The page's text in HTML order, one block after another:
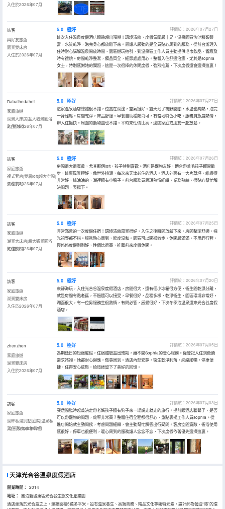
入住於2026年07月
訪客
與好友旅遊
園景雙床房
入住於2026年07月
5.0 極好
評價於：2026年07月27日
這次入住温泉度假酒店體驗超出預期！環境清幽，度假氛圍感十足。温泉園區泡池種類豐
富，水質乾淨，泡完身心都放鬆下來。最讓人感動的是全員貼心周到的服務，從前台辦理入
住時耐心講解温泉開放時間、園區遊玩指引，到温泉區工作人員主動提供毛巾飲品，響應及
時有禮貌。房間乾淨整潔，備品齊全，細節處處用心。整體入住舒適治癒，尤其是sophia
女士，特別感謝她的關照，這是一次很棒的休閑度假，強烈推薦，下次度假還會選擇這裏！
Dabaihedahei
家庭旅遊
湖景大床房|超大觀景圓浴
缸|雙淋浴
入住於2026年07月
5.0 極好
評價於：2026年07月27日
這家温泉酒店總體很不錯，位置在湖邊，空氣挺好。露天池子視野開闊，水温也夠熱，泡完
一身輕鬆。房間乾淨，床品舒服。早餐自助種類尚可，有當地特色小吃。服務員態度熱情，
辦入住挺快。周圍的動物園也不錯。平時來性價比高，適閤家庭或朋友一起放鬆。
訪客
家庭旅遊
複式套房|雙層loft|超大空間|
森林氧吧
入住於2026年07月
5.0 極好
評價於：2026年07月26日
房間很大很寬敞，尤其那個loft，孩子特別喜歡。酒店是寵物友好，適合帶着毛孩子遛彎散
步，這裏風景極好，像世外桃源，每次來天津必住的酒店。酒店外面有一大片草坪，維護得
非常好，綠油油的，湖裡還有小鴨子。前台服務員思琪熱情細緻，業務熟練，很貼心幫忙解
決問題，表揚下。
訪客
家庭旅遊
湖景大床房|超大觀景圓浴
缸|雙淋浴
入住於2026年07月
5.0 極好
評價於：2026年07月25日
非常滿意的一次度假住宿！環境清幽風景很好，入住之後瞬間放鬆下來。房間整潔舒適，採
光視野都不錯。服務貼心周到，態度温和。園區可以閑逛散步，休閑感滿滿，不用趕行程，
慢悠悠度假剛剛好，性價比很高，推薦前來度假休閑。
訪客
家庭旅遊
湖景雙床房
入住於2026年07月
5.0 極好
評價於：2026年07月20日
來靜海玩，入住光合谷温泉度假酒店，房間很大，還有個小冰箱很方便，衞生間乾濕分離，
就是房間有點老舊，不過還可以接受，早餐很好，品種多樣，乾淨衞生，園區環境非常好，
湖面很大，有一位男服務生很熱情，有問必答，感覺很好，下次冬季泡温泉還來光合谷度假
酒店，
zhenzhen
家庭旅遊
湖景雙床房
入住於2026年07月
5.0 極好
評價於：2026年07月05日
為期幾日的短途度假，住宿體驗超出預期，離不開Sophia的暖心服務。從登記入住到後續
需求諮詢，她都耐心迴應，做事周到。酒店內部安靜，衞生乾淨利落，網絡順暢，停車便
捷，住得安心放鬆，給旅途留下了美好的回憶。
訪客
家庭旅遊
湖畔私湯別墅|庭院|温泉私
湯|汗蒸房|森林氧吧
入住於2026年07月
5.0 極好
評價於：2026年07月03日
突然間臨時起義決定帶老媽孩子還有狗子來一場説走就走的旅行。提前跟酒店聯繫了，是否
可以帶寵物的問題，效率非常高？整體住宿全程都很舒心，重點表揚工作人員sophia。從
進店開始就主動問候，考慮問題細緻，會主動幫忙解答出行疑問。客房空間寬敞，衞浴使用
感很好，停車也很便利，暖心周到的服務讓人念念不忘，下次度假依舊優先選擇這裏。
天津光合谷温泉度假酒店
開業時間： 2014
地址：
團泊新城東區光合谷生態文化產業園
酒店坐落於光合島之上，建築面積5萬多平米，設有温泉養生、高端商務、精品文化等獨特元素，設計師為營造“隱”的環